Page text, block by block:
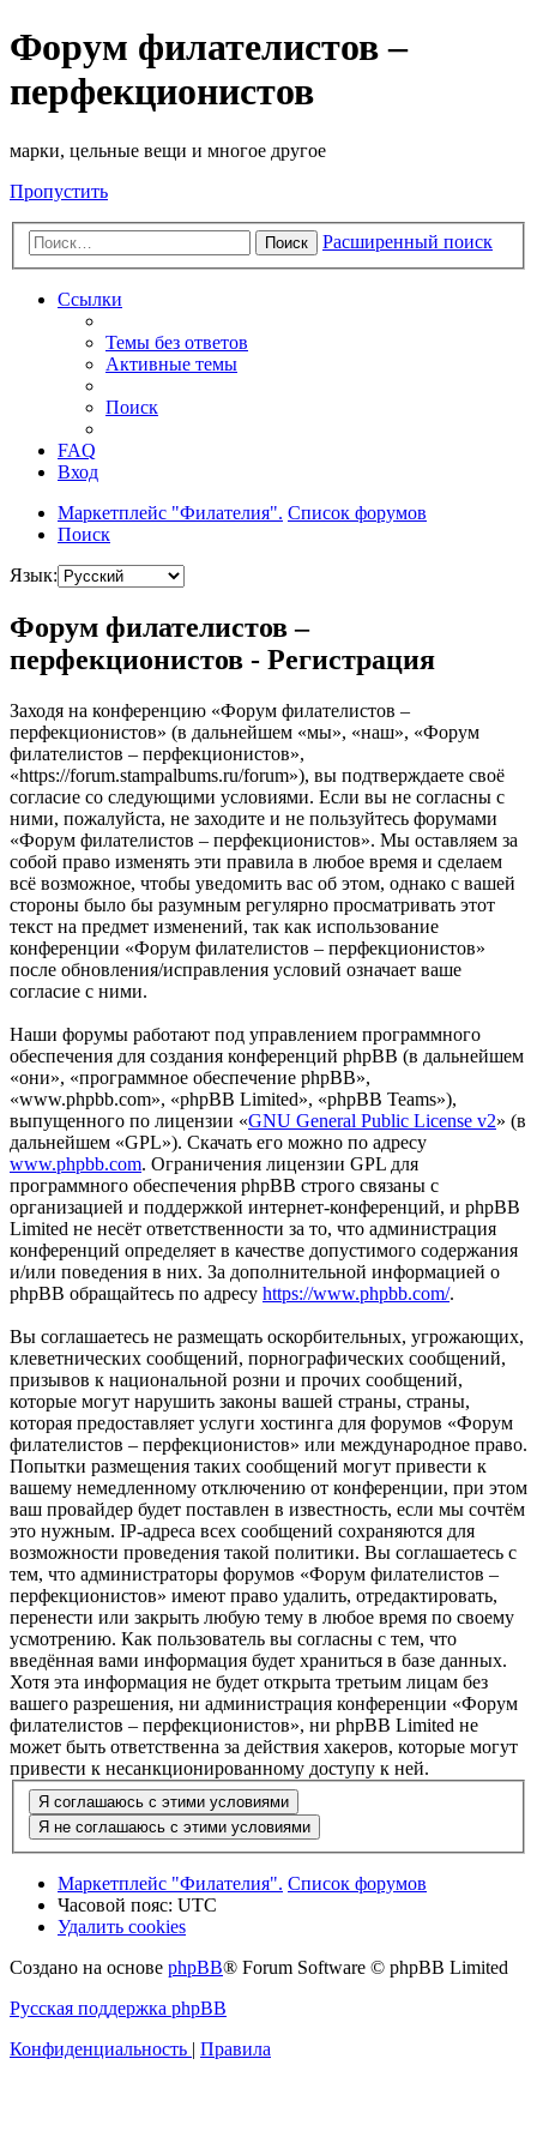
Форум филателистов –
перфекционистов
марки, цельные вещи и многое другое
Пропустить
Поиск Расширенный поиск
Ссылки
Темы без ответов
Активные темы
Поиск
FAQ
Вход
Маркетплейс "Филателия". Список форумов
Поиск
Язык:
Форум филателистов –
перфекционистов - Регистрация
Заходя на конференцию «Форум филателистов –
перфекционистов» (в дальнейшем «мы», «наш», «Форум
филателистов – перфекционистов»,
«https://forum.stampalbums.ru/forum»), вы подтверждаете своё
согласие со следующими условиями. Если вы не согласны с
ними, пожалуйста, не заходите и не пользуйтесь форумами
«Форум филателистов – перфекционистов». Мы оставляем за
собой право изменять эти правила в любое время и сделаем
всё возможное, чтобы уведомить вас об этом, однако с вашей
стороны было бы разумным регулярно просматривать этот
текст на предмет изменений, так как использование
конференции «Форум филателистов – перфекционистов»
после обновления/исправления условий означает ваше
согласие с ними.
Наши форумы работают под управлением программного
обеспечения для создания конференций phpBB (в дальнейшем
«они», «программное обеспечение phpBB»,
«www.phpbb.com», «phpBB Limited», «phpBB Teams»),
выпущенного по лицензии «GNU General Public License v2» (в
дальнейшем «GPL»). Скачать его можно по адресу
www.phpbb.com. Ограничения лицензии GPL для
программного обеспечения phpBB строго связаны с
организацией и поддержкой интернет-конференций, и phpBB
Limited не несёт ответственности за то, что администрация
конференций определяет в качестве допустимого содержания
и/или поведения в них. За дополнительной информацией о
phpBB обращайтесь по адресу https://www.phpbb.com/.
Вы соглашаетесь не размещать оскорбительных, угрожающих,
клеветнических сообщений, порнографических сообщений,
призывов к национальной розни и прочих сообщений,
которые могут нарушить законы вашей страны, страны,
которая предоставляет услуги хостинга для форумов «Форум
филателистов – перфекционистов» или международное право.
Попытки размещения таких сообщений могут привести к
вашему немедленному отключению от конференции, при этом
ваш провайдер будет поставлен в известность, если мы сочтём
это нужным. IP-адреса всех сообщений сохраняются для
возможности проведения такой политики. Вы соглашаетесь с
тем, что администраторы форумов «Форум филателистов –
перфекционистов» имеют право удалить, отредактировать,
перенести или закрыть любую тему в любое время по своему
усмотрению. Как пользователь вы согласны с тем, что
введённая вами информация будет храниться в базе данных.
Хотя эта информация не будет открыта третьим лицам без
вашего разрешения, ни администрация конференции «Форум
филателистов – перфекционистов», ни phpBB Limited не
может быть ответственна за действия хакеров, которые могут
привести к несанкционированному доступу к ней.
Маркетплейс "Филателия". Список форумов
Часовой пояс: UTC
Удалить cookies
Создано на основе phpBB® Forum Software © phpBB Limited
Русская поддержка phpBB
Конфиденциальность | Правила